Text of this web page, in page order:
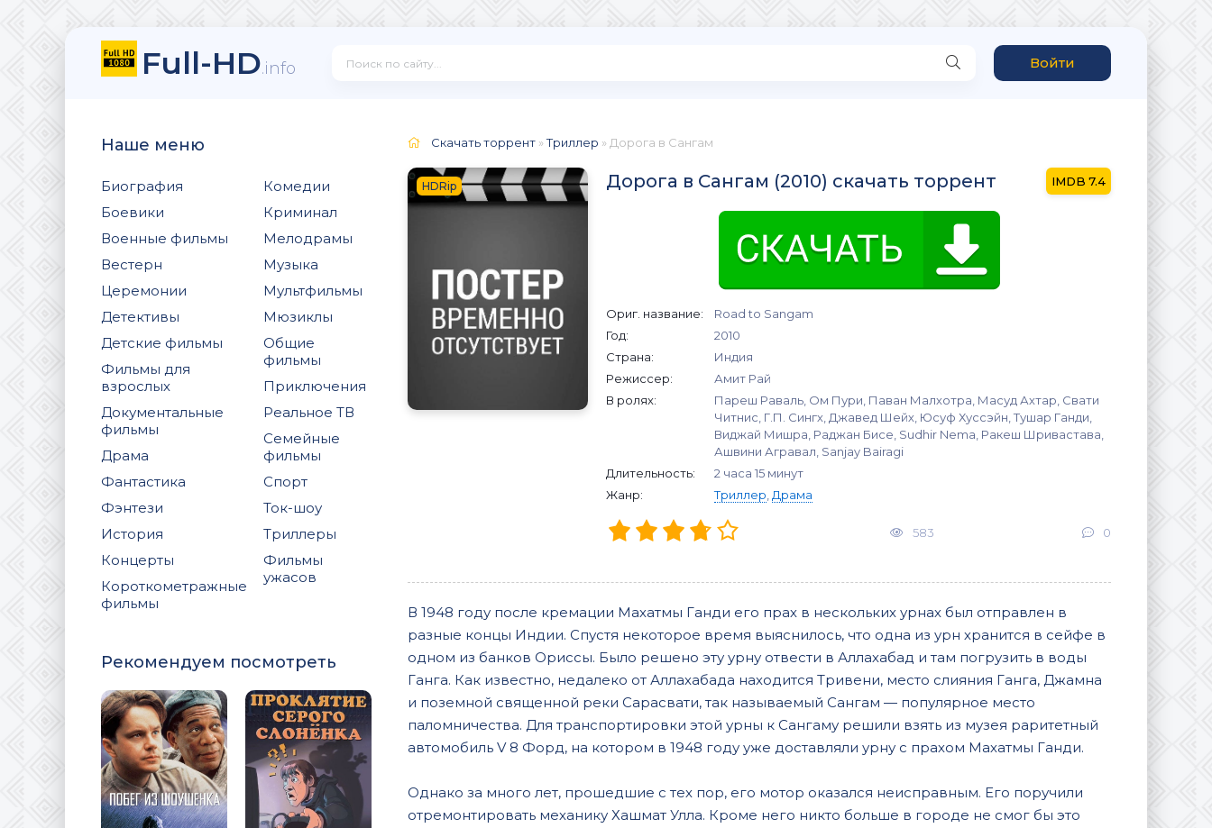
Full-HD.info Войти
Наше меню
Биография
Боевики
Военные фильмы
Вестерн
Церемонии
Детективы
Детские фильмы
Фильмы для
взрослых
Документальные
фильмы
Драма
Фантастика
Фэнтези
История
Концерты
Короткометражные
фильмы
Комедии
Криминал
Мелодрамы
Музыка
Мультфильмы
Мюзиклы
Общие
фильмы
Приключения
Реальное ТВ
Семейные
фильмы
Спорт
Ток-шоу
Триллеры
Фильмы
ужасов
Рекомендуем посмотреть
Скачать торрент »Триллер » Дорога в Сангам
HDRip Дорога в Сангам (2010) скачать торрент 7.4
Ориг. название:
Road to Sangam
Год:
2010
Страна:
Индия
Режиссер:
Амит Рай
В ролях:
Пареш Раваль, Ом Пури, Паван Малхотра, Масуд Ахтар, Свати
Читнис, Г.П. Сингх, Джавед Шейх, Юсуф Хуссэйн, Тушар Ганди,
Виджай Мишра, Раджан Бисе, Sudhir Nema, Ракеш Шривастава,
Ашвини Агравал, Sanjay Bairagi
Длительность:
2 часа 15 минут
Жанр:
Триллер Драма
583 0
В 1948 году после кремации Махатмы Ганди его прах в нескольких урнах был отправлен в
разные концы Индии. Спустя некоторое время выяснилось, что одна из урн хранится в сейфе в
одном из банков Ориссы. Было решено эту урну отвести в Аллахабад и там погрузить в воды
Ганга. Как известно, недалеко от Аллахабада находится Тривени, место слияния Ганга, Джамна
и поземной священной реки Сарасвати, так называемый Сангам — популярное место
паломничества. Для транспортировки этой урны к Сангаму решили взять из музея раритетный
автомобиль V 8 Форд, на котором в 1948 году уже доставляли урну с прахом Махатмы Ганди.
Однако за много лет, прошедшие с тех пор, его мотор оказался неисправным. Его поручили
отремонтировать механику Хашмат Улла. Кроме него никто больше в городе не смог бы это